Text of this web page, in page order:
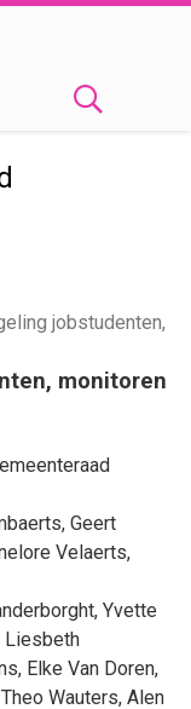
jobstudenten,
monitoren
, Geert
Velaerts,
, Yvette
Liesbeth
, Elke Van Doren,
Theo Wauters, Alen